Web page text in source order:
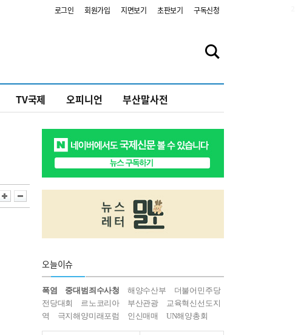
로그인 회원가입 지면보기 초판보기 구독신청
TV국제 오피니언 부산말사전
오늘이슈
폭염 중대범죄수사청 해양수산부
더불어민주당
전당대회
르노코리아 부산관광
교육혁신선도지
역
극지해양미래포럼 인신매매 UN해양총회